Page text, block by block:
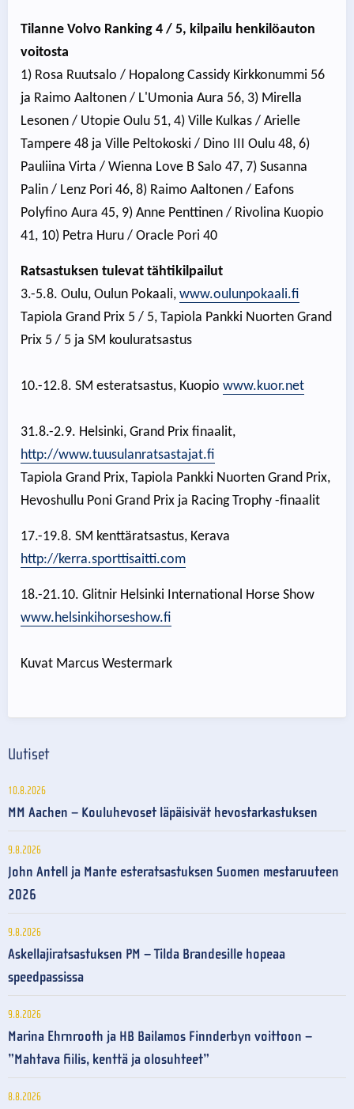
Tilanne Volvo Ranking 4 / 5, kilpailu henkilöauton
voitosta
1) Rosa Ruutsalo / Hopalong Cassidy Kirkkonummi 56
ja Raimo Aaltonen / L'Umonia Aura 56, 3) Mirella
Lesonen / Utopie Oulu 51, 4) Ville Kulkas / Arielle
Tampere 48 ja Ville Peltokoski / Dino III Oulu 48, 6)
Pauliina Virta / Wienna Love B Salo 47, 7) Susanna
Palin / Lenz Pori 46, 8) Raimo Aaltonen / Eafons
Polyfino Aura 45, 9) Anne Penttinen / Rivolina Kuopio
41, 10) Petra Huru / Oracle Pori 40
Ratsastuksen tulevat tähtikilpailut
3.-5.8. Oulu, Oulun Pokaali, www.oulunpokaali.fi
Tapiola Grand Prix 5 / 5, Tapiola Pankki Nuorten Grand
Prix 5 / 5 ja SM kouluratsastus
10.-12.8. SM esteratsastus, Kuopio www.kuor.net
31.8.-2.9. Helsinki, Grand Prix finaalit,
http://www.tuusulanratsastajat.fi
Tapiola Grand Prix, Tapiola Pankki Nuorten Grand Prix,
Hevoshullu Poni Grand Prix ja Racing Trophy -finaalit
17.-19.8. SM kenttäratsastus, Kerava
http://kerra.sporttisaitti.com
18.-21.10. Glitnir Helsinki International Horse Show
www.helsinkihorseshow.fi
Kuvat Marcus Westermark
Uutiset
10.8.2026
MM Aachen – Kouluhevoset läpäisivät hevostarkastuksen
9.8.2026
John Antell ja Mante esteratsastuksen Suomen mestaruuteen
2026
9.8.2026
Askellajiratsastuksen PM – Tilda Brandesille hopeaa
speedpassissa
9.8.2026
Marina Ehrnrooth ja HB Bailamos Finnderbyn voittoon –
”Mahtava fiilis, kenttä ja olosuhteet”
8.8.2026